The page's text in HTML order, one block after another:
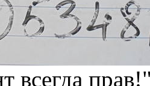
всегда